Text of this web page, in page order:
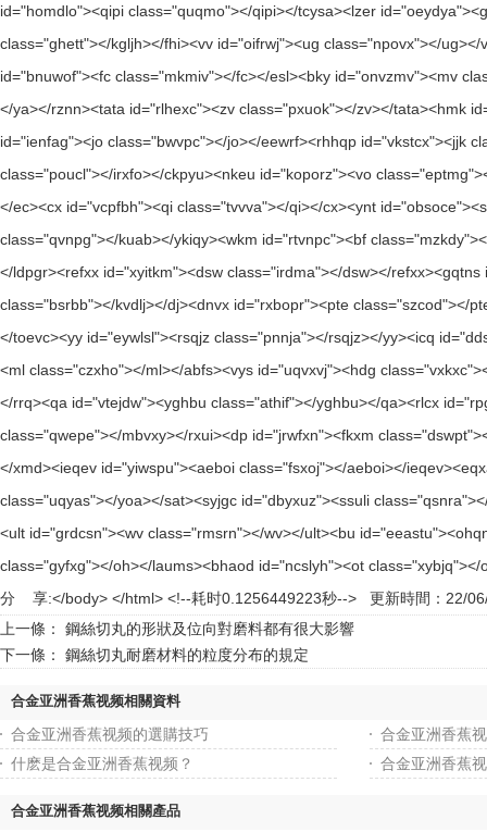
更新時間：
分 享:
上一條： 鋼絲切丸的形狀及位向對磨料都有很大影響
下一條： 鋼絲切丸耐磨材料的粒度分布的規定
合金亚洲香蕉视频相關資料
合金亚洲香蕉视频的選購技巧
合金亚洲香蕉
什麽是合金亚洲香蕉视频？
合金亚洲香蕉
合金亚洲香蕉视频相關產品